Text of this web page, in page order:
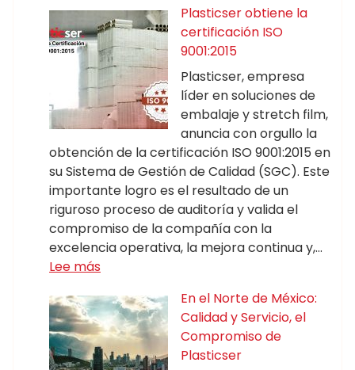
Plasticser obtiene la
certificación ISO
9001:2015
Plasticser, empresa
líder en soluciones de
embalaje y stretch film,
anuncia con orgullo la
obtención de la certificación ISO 9001:2015 en
su Sistema de Gestión de Calidad (SGC). Este
importante logro es el resultado de un
riguroso proceso de auditoría y valida el
compromiso de la compañía con la
excelencia operativa, la mejora continua y,…
Lee más
En el Norte de México:
Calidad y Servicio, el
Compromiso de
Plasticser